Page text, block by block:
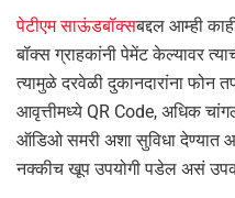
पेटीएम साऊंडबॉक्सबद्दल आम्ही
बॉक्स ग्राहकांनी पेमेंट केल्यावर
त्यामुळे दरवेळी दुकानदारांना फोन
आवृत्तीमध्ये QR Code, अधिक
ऑडिओ समरी अशा सुविधा देण्यात
नक्कीच खूप उपयोगी पडेल असं